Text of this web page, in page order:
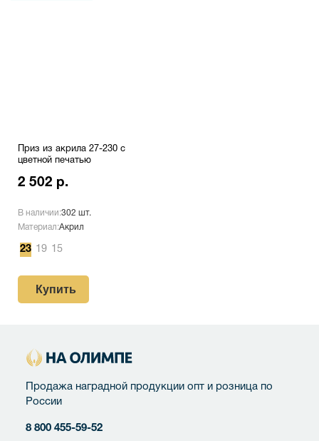
Приз из акрила 27-230 с
цветной печатью
2 502 р.
В наличии:302 шт.
Материал:Акрил
23 19 15
Купить
Продажа наградной продукции опт и розница по
России
8 800 455-59-52